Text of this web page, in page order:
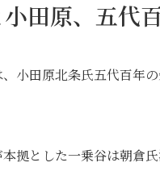
田原、五代
、小田原北条氏五代百年
拠とした一乗谷は朝倉